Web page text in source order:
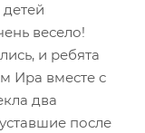
весело!
и ребята
Ира вместе с
два
после